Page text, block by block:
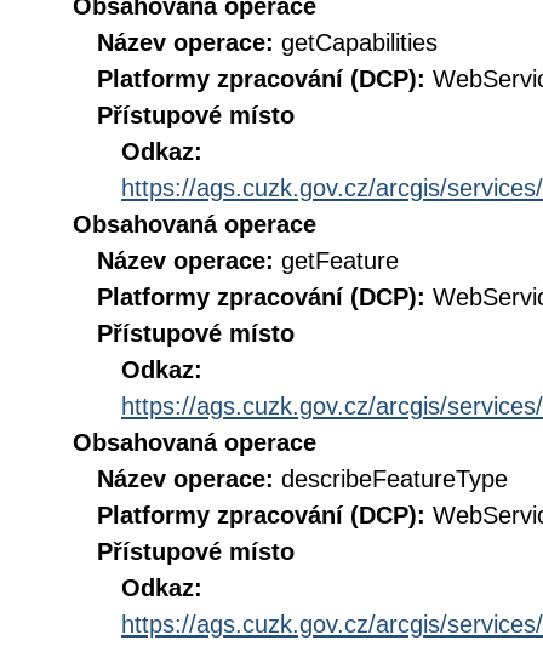
Obsahovaná operace
Název operace: getCapabilities
Platformy zpracování (DCP):
Přístupové místo
Odkaz:
https://ags.cuzk.gov.cz/arcgis/
Obsahovaná operace
Název operace: getFeature
Platformy zpracování (DCP):
Přístupové místo
Odkaz:
https://ags.cuzk.gov.cz/arcgis/
Obsahovaná operace
Název operace: describeFeatureType
Platformy zpracování (DCP):
Přístupové místo
Odkaz:
https://ags.cuzk.gov.cz/arcgis/